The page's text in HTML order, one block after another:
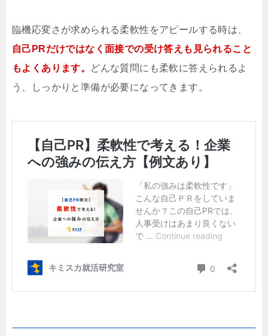
臨機応変さが求められる柔軟性をアピールする時は、
自己PRだけではなく面接での受け答えも見られること
もよくあります。
どんな質問にも柔軟に答えられるよ
う、しっかりと準備が必要になってきます。